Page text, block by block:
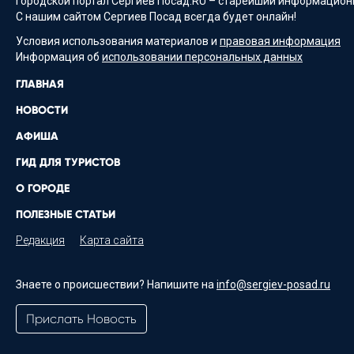
С нашим сайтом Сергиев Посад всегда будет онлайн!
Условия использования материалов и правовая информация
Информация об использовании персональных данных
ГЛАВНАЯ
НОВОСТИ
АФИША
ГИД ДЛЯ ТУРИСТОВ
О ГОРОДЕ
ПОЛЕЗНЫЕ СТАТЬИ
Редакция Карта сайта
Знаете о происшествии? Напишите на info@sergiev-posad.ru
Прислать Новость